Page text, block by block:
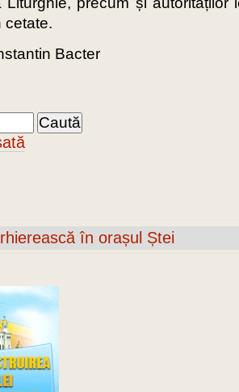
cetate.
Bacter
în orașul Ștei